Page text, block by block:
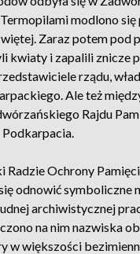
modlono się
Zaraz potem pod
kwiaty i zapalili znicze
rządu,
Ale też
Rajdu
Podkarpacia.
Radzie Ochrony
odnowić symboliczne
archiwistycznej
na nim nazwiska
w większości